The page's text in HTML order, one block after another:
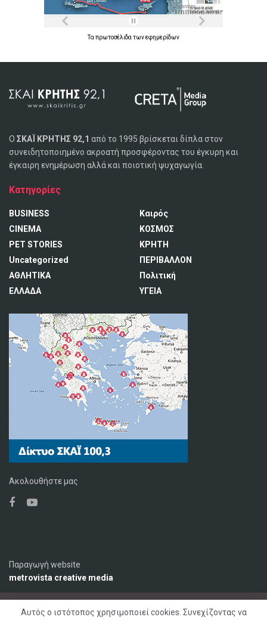
Τα πρωτοσέλιδα τωνεφημερίδων
Ο ΣΚΑΪ ΚΡΗΤΗΣ 92,1 από το 1995 βρίσκεται δίπλα στον
συνειδητοποιημένο ακροατή προσφέροντας του έγκυρη και
έγκαιρη ενημέρωση αλλά και ποιοτική ψυχαγωγία.
Κατηγορίες
BUSINESS
CINEMA
PET STORIES
Uncategorized
ΑΘΛΗΤΙΚΑ
ΕΛΛΑΔΑ
Καιρός
ΚΟΣΜΟΣ
ΚΡΗΤΗ
ΠΕΡΙΒΑΛΛΟΝ
Πολιτική
ΥΓΕΙΑ
Ακολουθήστε μας
Παραγωγή website
metrovista creative media
Ο Σταθμός Διαφήμιση Επικοινωνία
Αυτός ο ιστότοπος χρησιμοποιεί cookies. Συνεχίζοντας να